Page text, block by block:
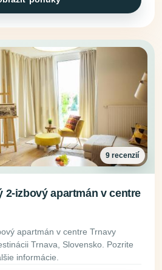
9 recenzií
2-izbový apartmán v centre
apartmán v centre Trnavy
Trnava, Slovensko. Pozrite
informácie.